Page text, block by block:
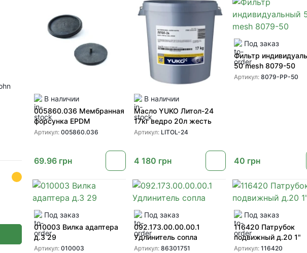
В наличии
005860.036 Мембранная
форсунка EPDM
Артикул: 005860.036
69.96 грн
В наличии
Масло YUKO Литол-24
17кг ведро 20л жесть
Артикул: LITOL-24
4 180 грн
Под заказ
Фильтр
50 mesh 8079-50
Артикул:8079-PP-50
40 грн
Под заказ
010003 Вилка адаптера
д.3 29
Артикул: 010003
Под заказ
092.173.00.00.00.1
Удлинитель сопла
Артикул:86301751
Под заказ
116420 Патрубок
подвижный д.20 1"
Артикул:116420